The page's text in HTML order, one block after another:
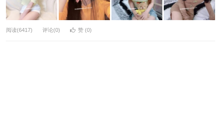
阅读(6417) 评论(0) 赞 (0)